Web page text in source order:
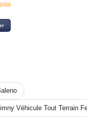
Véhicule Tout Terrain